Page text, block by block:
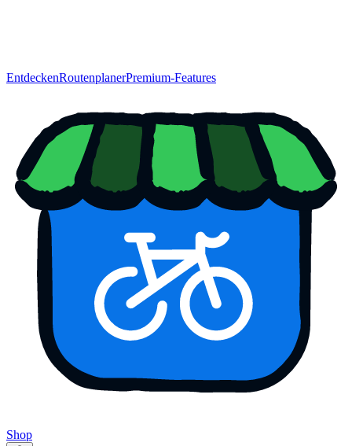
EntdeckenRoutenplanerPremium-Features
Shop